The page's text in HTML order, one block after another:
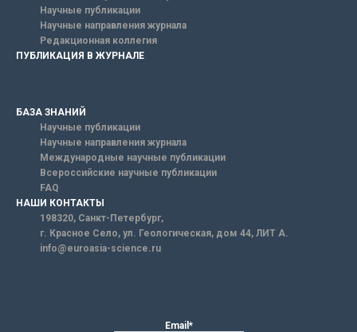
Научные публикации
Научные направления журнала
Редакционная коллегия
ПУБЛИКАЦИЯ В ЖУРНАЛЕ
БАЗА ЗНАНИЙ
Научные публикации
Научные направления журнала
Международные научные публикации
Всероссийские научные публикации
FAQ
НАШИ КОНТАКТЫ
198320, Санкт-Петербург,
г. Красное Село, ул. Геологическая, дом 44, ЛИТ А.
info@euroasia-science.ru
Email*